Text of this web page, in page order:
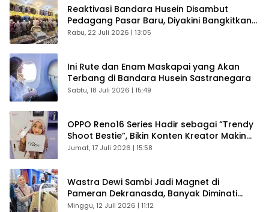
Reaktivasi Bandara Husein Disambut
Pedagang Pasar Baru, Diyakini Bangkitkan
Kembali Ekonomi Bandung
Rabu, 22 Juli 2026 | 13:05
Ini Rute dan Enam Maskapai yang Akan
Terbang di Bandara Husein Sastranegara
Sabtu, 18 Juli 2026 | 15:49
OPPO Reno16 Series Hadir sebagai “Trendy
Shoot Bestie”, Bikin Konten Kreator Makin
Betah
Jumat, 17 Juli 2026 | 15:58
Wastra Dewi Sambi Jadi Magnet di
Pameran Dekranasda, Banyak Diminati
Pengunjung
Minggu, 12 Juli 2026 | 11:12